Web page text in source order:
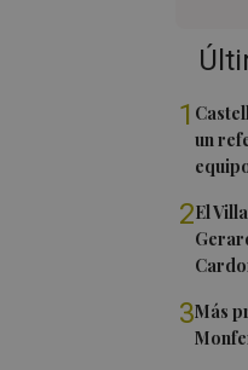
1
un
2El
3Más